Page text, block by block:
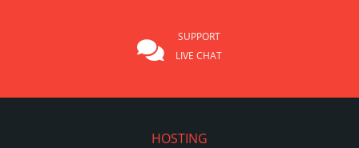
SUPPORT
LIVE CHAT
HOSTING